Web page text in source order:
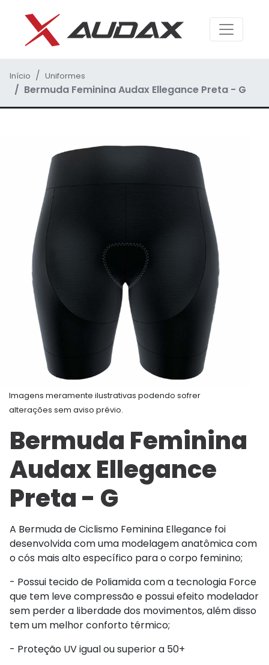
Início Uniformes
Bermuda Feminina Audax Ellegance Preta - G
Imagens meramente ilustrativas podendo sofrer
alterações sem aviso prévio.
Bermuda Feminina
Audax Ellegance
Preta - G
A Bermuda de Ciclismo Feminina Ellegance foi
desenvolvida com uma modelagem anatômica com
o cós mais alto específico para o corpo feminino;
- Possui tecido de Poliamida com a tecnologia Force
que tem leve compressão e possui efeito modelador
sem perder a liberdade dos movimentos, além disso
tem um melhor conforto térmico;
- Proteção UV igual ou superior a 50+